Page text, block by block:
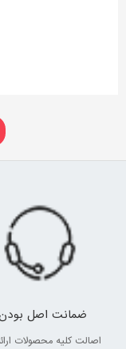
ضمانت اصل بودن
اصالت کلیه محصولات